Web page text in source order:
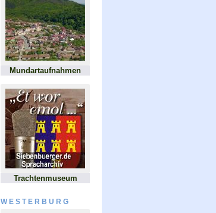
Mundartaufnahmen
Trachtenmuseum
WESTERBURG